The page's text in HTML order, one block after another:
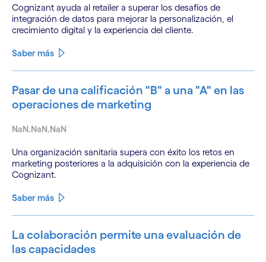
Cognizant ayuda al retailer a superar los desafíos de
integración de datos para mejorar la personalización, el
crecimiento digital y la experiencia del cliente.
Saber más
Pasar de una calificación "B" a una "A" en las
operaciones de marketing
NaN.NaN.NaN
Una organización sanitaria supera con éxito los retos en
marketing posteriores a la adquisición con la experiencia de
Cognizant.
Saber más
La colaboración permite una evaluación de
las capacidades